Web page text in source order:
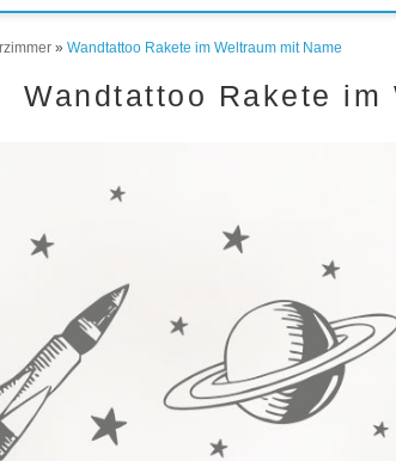
» Wandtattoo Rakete im Weltraum mit Name
Wandtattoo Rakete im